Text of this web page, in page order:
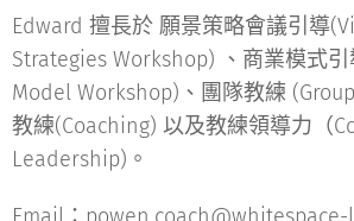
Edward 擅長於 願景策略會議引導
Strategies Workshop) 、商業模式
Model Workshop)、團隊教練
教練(Coaching) 以及教練領導力（
Leadership)。